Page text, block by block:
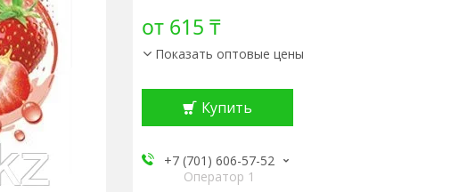
от 615 ₸
Показать оптовые цены
Купить
+7 (701) 606-57-52
Оператор 1